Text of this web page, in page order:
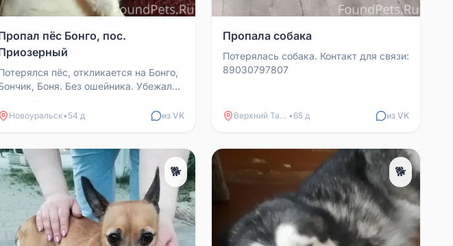
пёс Бонго, пос.
пёс, откликается на Бонго,
Боня. Без ошейника. Убежал
ориентирово...
Новоуральск• 54 д из VK
Пропала собака
Потерялась собака. Контакт для связи:
89030797807
Верхний Тагил •65 д из VK
🐕 🐕